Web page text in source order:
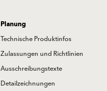
Planung
Technische Produktinfos
Zulassungen und Richtlinien
Ausschreibungstexte
Detailzeichnungen